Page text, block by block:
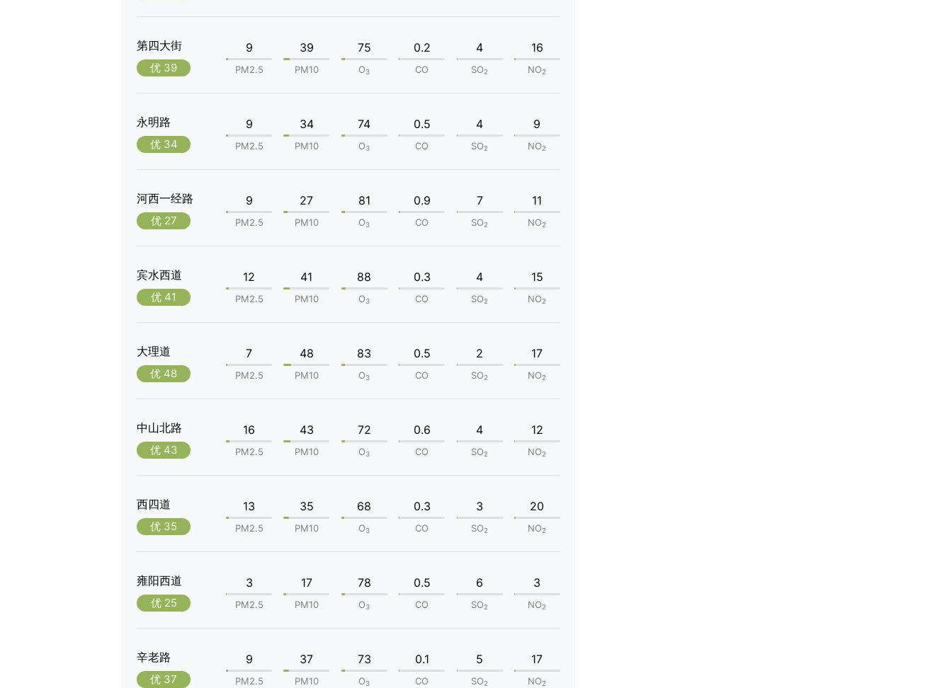
第四大街
优 39
9
PM2.5
39
PM10
75
O3
0.2
CO
4
SO2
16
NO2
永明路
优 34
9
PM2.5
34
PM10
74
O3
0.5
CO
4
SO2
9
NO2
河西一经路
优 27
9
PM2.5
27
PM10
81
O3
0.9
CO
7
SO2
11
NO2
宾水西道
优 41
12
PM2.5
41
PM10
88
O3
0.3
CO
4
SO2
15
NO2
大理道
优 48
7
PM2.5
48
PM10
83
O3
0.5
CO
2
SO2
17
NO2
中山北路
优 43
16
PM2.5
43
PM10
72
O3
0.6
CO
4
SO2
12
NO2
西四道
优 35
13
PM2.5
35
PM10
68
O3
0.3
CO
3
SO2
20
NO2
雍阳西道
优 25
3
PM2.5
17
PM10
78
O3
0.5
CO
6
SO2
3
NO2
辛老路
优 37
9
PM2.5
37
PM10
73
O3
0.1
CO
5
SO2
17
NO2